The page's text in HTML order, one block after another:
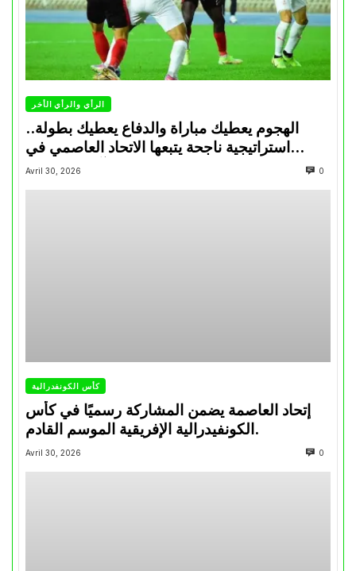
الرأي والرأي الأخر
الهجوم يعطيك مباراة والدفاع يعطيك بطولة..
استراتيجية ناجحة يتبعها الاتحاد العاصمي في
تتويجاته آخر السنوات
Avril 30, 2026 0
كأس الكونفدرالية
إتحاد العاصمة يضمن المشاركة رسميًا في كأس
الكونفيدرالية الإفريقية الموسم القادم.
Avril 30, 2026 0